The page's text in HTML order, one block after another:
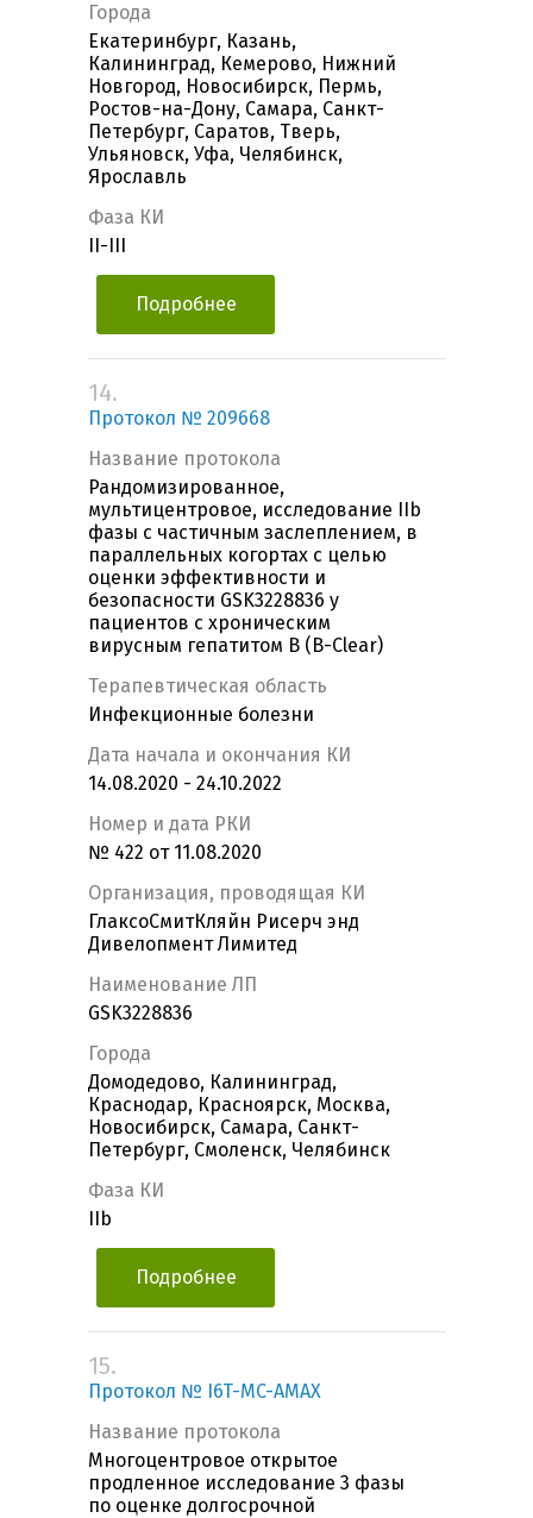
Города
Екатеринбург, Казань,
Калининград, Кемерово, Нижний
Новгород, Новосибирск, Пермь,
Ростов-на-Дону, Самара, Санкт-
Петербург, Саратов, Тверь,
Ульяновск, Уфа, Челябинск,
Ярославль
Фаза КИ
II-III
Подробнее
14.
Протокол № 209668
Название протокола
Рандомизированное,
мультицентровое, исследование IIb
фазы с частичным заслеплением, в
параллельных когортах с целью
оценки эффективности и
безопасности GSK3228836 у
пациентов с хроническим
вирусным гепатитом В (B-Clear)
Терапевтическая область
Инфекционные болезни
Дата начала и окончания КИ
14.08.2020 - 24.10.2022
Номер и дата РКИ
№ 422 от 11.08.2020
Организация, проводящая КИ
ГлаксоСмитКляйн Рисерч энд
Дивелопмент Лимитед
Наименование ЛП
GSK3228836
Города
Домодедово, Калининград,
Краснодар, Красноярск, Москва,
Новосибирск, Самара, Санкт-
Петербург, Смоленск, Челябинск
Фаза КИ
IIb
Подробнее
15.
Протокол № I6T-MC-AMAX
Название протокола
Многоцентровое открытое
продленное исследование 3 фазы
по оценке долгосрочной